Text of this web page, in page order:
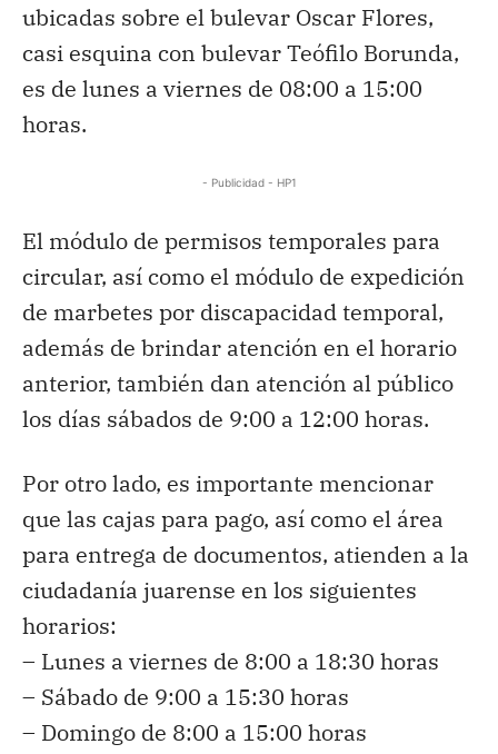
ubicadas sobre el bulevar Oscar Flores,
casi esquina con bulevar Teófilo Borunda,
es de lunes a viernes de 08:00 a 15:00
horas.
- Publicidad - HP1
El módulo de permisos temporales para
circular, así como el módulo de expedición
de marbetes por discapacidad temporal,
además de brindar atención en el horario
anterior, también dan atención al público
los días sábados de 9:00 a 12:00 horas.
Por otro lado, es importante mencionar
que las cajas para pago, así como el área
para entrega de documentos, atienden a la
ciudadanía juarense en los siguientes
horarios:
– Lunes a viernes de 8:00 a 18:30 horas
– Sábado de 9:00 a 15:30 horas
– Domingo de 8:00 a 15:00 horas